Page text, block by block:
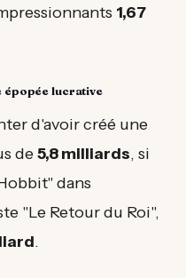
1,67
épopée lucrative
d'avoir créé une
de5,8 milliards, si
dans
"Le Retour du Roi",
.